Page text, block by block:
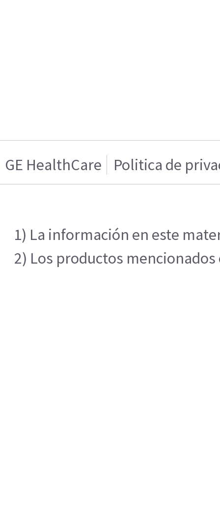
GE HealthCare Politica de
1) La información en este
2) Los productos